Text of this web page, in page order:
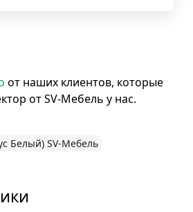
от наших клиентов, которые
от SV-Мебель у нас.
Белый) SV-Мебель